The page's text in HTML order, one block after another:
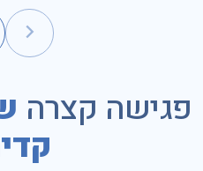
פגישה קצרה